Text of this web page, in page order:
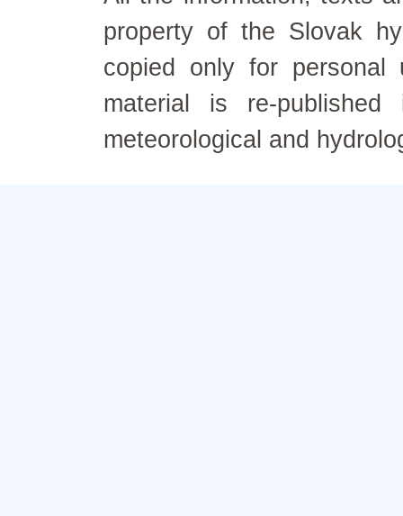
property of the Slovak
copied only for personal
material is re-
meteorological and